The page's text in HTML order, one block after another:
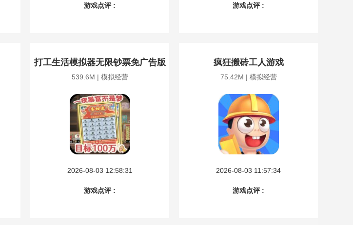
游戏点评 : 游戏点评 :
打工生活模拟器无限钞票免广告版
539.6M | 模拟经营
2026-08-03 12:58:31
游戏点评 :
疯狂搬砖工人游戏
75.42M | 模拟经营
2026-08-03 11:57:34
游戏点评 :